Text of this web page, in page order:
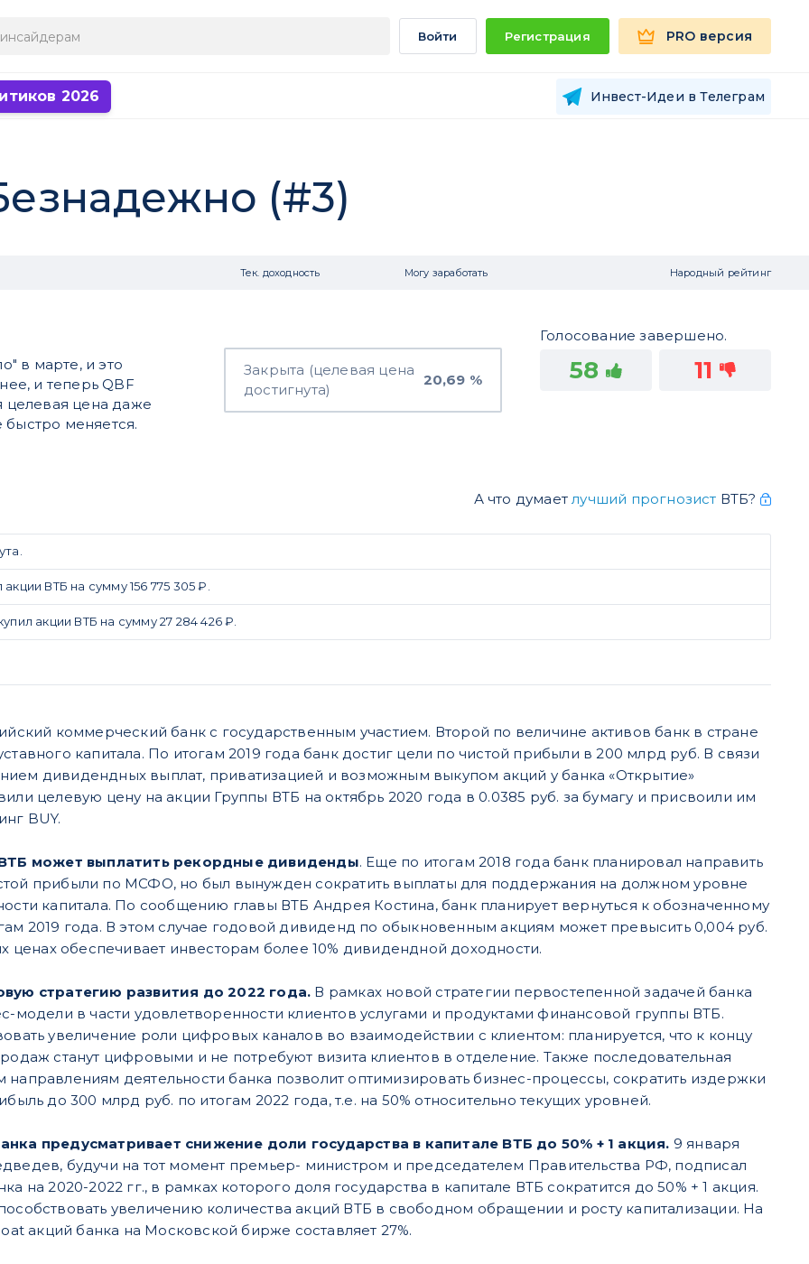
Войти Регистрация PRO версия
2026 Инвест-Идеи в Телеграм
(#3)
Тек. доходность Могу заработать Народный рейтинг
в марте, и это
и теперь QBF
целевая цена даже
меняется.
Закрыта (целевая цена
достигнута)
20,69 %
Голосование завершено.
58 11
А что думает лучший прогнозист ВТБ?
ВТБ на сумму 156 775 305 ₽.
акции ВТБ на сумму 27 284 426 ₽.
коммерческий банк с государственным участием. Второй по величине активов банк в стране
капитала. По итогам 2019 года банк достиг цели по чистой прибыли в 200 млрд руб. В связи
дивидендных выплат, приватизацией и возможным выкупом акций у банка «Открытие»
целевую цену на акции Группы ВТБ на октябрь 2020 года в 0.0385 руб. за бумагу и присвоили им
BUY.
может выплатить рекордные дивиденды. Еще по итогам 2018 года банк планировал направить
прибыли по МСФО, но был вынужден сократить выплаты для поддержания на должном уровне
капитала. По сообщению главы ВТБ Андрея Костина, банк планирует вернуться к обозначенному
2019 года. В этом случае годовой дивиденд по обыкновенным акциям может превысить 0,004 руб.
ценах обеспечивает инвесторам более 10% дивидендной доходности.
стратегию развития до 2022 года. В рамках новой стратегии первостепенной задачей банка
модели в части удовлетворенности клиентов услугами и продуктами финансовой группы ВТБ.
увеличение роли цифровых каналов во взаимодействии с клиентом: планируется, что к концу
станут цифровыми и не потребуют визита клиентов в отделение. Также последовательная
деятельности банка позволит оптимизировать бизнес-процессы, сократить издержки
до 300 млрд руб. по итогам 2022 года, т.е. на 50% относительно текущих уровней.
предусматривает снижение доли государства в капитале ВТБ до 50% + 1 акция. 9 января
будучи на тот момент премьер- министром и председателем Правительства РФ, подписал
на 2020-2022 гг., в рамках которого доля государства в капитале ВТБ сократится до 50% + 1 акция.
увеличению количества акций ВТБ в свободном обращении и росту капитализации. На
акций банка на Московской бирже составляет 27%.